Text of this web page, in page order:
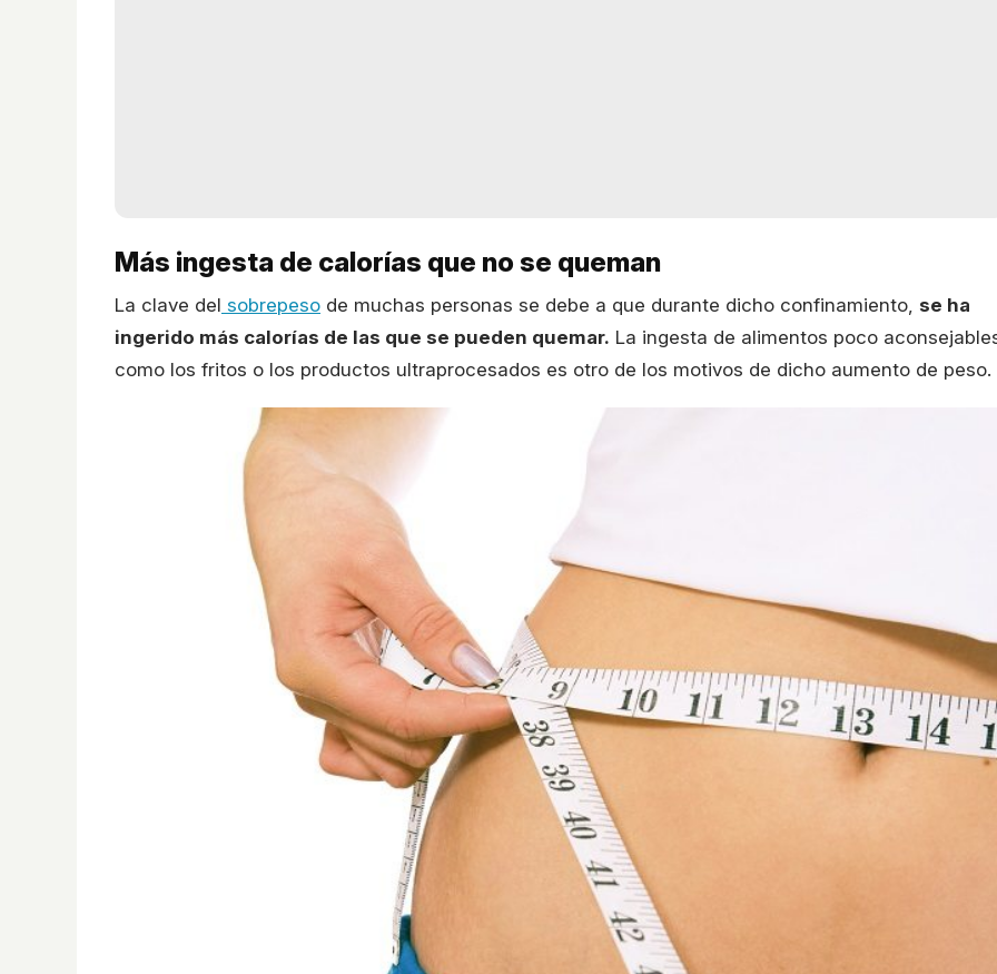
Más ingesta de calorías que no se queman
La clave del sobrepeso de muchas personas se debe a que durante dicho confinamiento, se ha
ingerido más calorías de las que se pueden quemar. La ingesta de alimentos poco
como los fritos o los productos ultraprocesados es otro de los motivos de dicho aumento de peso.